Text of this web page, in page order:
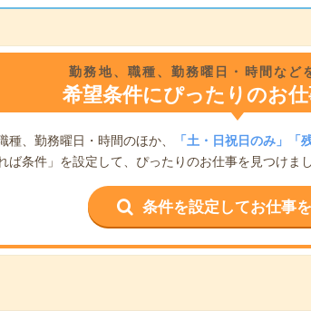
勤務地、職種、勤務曜日・時間など
希望条件にぴったりのお
種、勤務曜日・時間のほか、 「土・日祝日のみ」「
ば条件」を設定して、ぴったりのお仕事を見つけま
条件を設定してお仕事